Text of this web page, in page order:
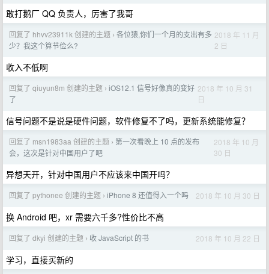
敢打鹅厂 QQ 负责人，厉害了我哥
回复了 hhvv23911k 创建的主题 › 各位猿,你们一个月的支出有多
少？我这个算节俭么?
2018 年 11 月
2 日
收入不低啊
回复了 qiuyun8m 创建的主题 › iOS12.1 信号好像真的变好
了
2018 年 10 月 31
日
信号问题不是说是硬件问题，软件修复不了吗，更新系统能修复？
回复了 msn1983aa 创建的主题 › 第一次看晚上 10 点的发布
会，这次是针对中国用户了吧
2018 年 10 月
30 日
异想天开，针对中国用户不应该来中国开吗？
回复了 pythonee 创建的主题 › iPhone 8 还值得入一个吗 2018 年 10 月 30 日
换 Android 吧，xr 需要六千多?性价比不高
回复了 dkyi 创建的主题 › 收 JavaScript 的书 2018 年 10 月 22 日
学习，直接买新的